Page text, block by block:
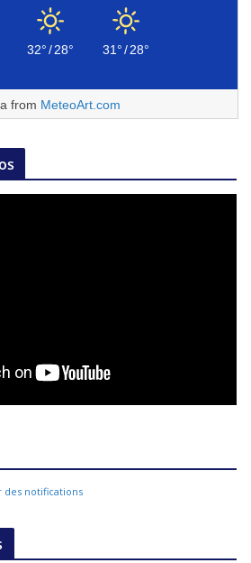
32°/28° 31°/28°
from MeteoArt.com
des notifications